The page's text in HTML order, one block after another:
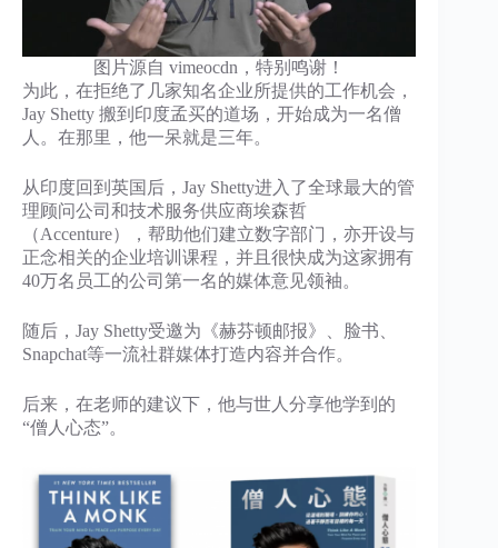
图片源自 vimeocdn，特别鸣谢！
为此，在拒绝了几家知名企业所提供的工作机会，
Jay Shetty 搬到印度孟买的道场，开始成为一名僧
人。在那里，他一呆就是三年。
从印度回到英国后，Jay Shetty进入了全球最大的管
理顾问公司和技术服务供应商埃森哲
（Accenture），帮助他们建立数字部门，亦开设与
正念相关的企业培训课程，并且很快成为这家拥有
40万名员工的公司第一名的媒体意见领袖。
随后，Jay Shetty受邀为《赫芬顿邮报》、脸书、
Snapchat等一流社群媒体打造内容并合作。
后来，在老师的建议下，他与世人分享他学到的
“僧人心态”。